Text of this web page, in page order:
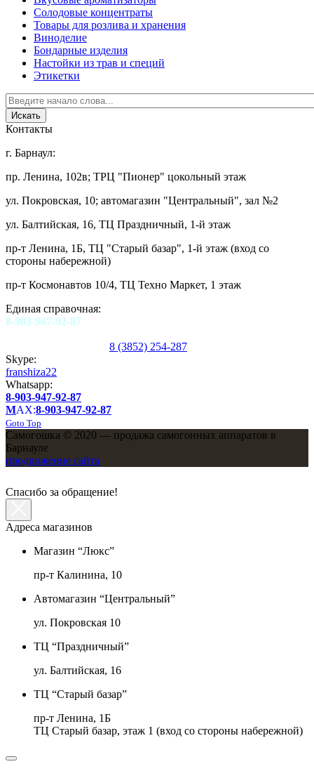
Солодовые концентраты
Товары для розлива и хранения
Виноделие
Бондарные изделия
Настойки из трав и специй
Этикетки
Контакты
г. Барнаул:
пр. Ленина, 102в; ТРЦ "Пионер" цокольный этаж
ул. Покровская, 10; автомагазин "Центральный", зал №2
ул. Балтийская, 16, ТЦ Праздничный, 1-й этаж
пр-т Ленина, 1Б, ТЦ "Старый базар", 1-й этаж (вход со
стороны набережной)
пр-т Космонавтов 10/4, ТЦ Техно Маркет, 1 этаж
Единая справочная:
8-903-947-92-87
8 (3852) 254-287
Skype:
franshiza22
Whatsapp:
8-903-947-92-87
MAX:8-903-947-92-87
Goto Top
Самогошка © 2020 — продажа самогонных аппаратов в
Барнауле
продвижение сайта
Спасибо за обращение!
Адреса магазинов
Магазин “Люкс”
пр-т Калинина, 10
Автомагазин “Центральный”
ул. Покровская 10
ТЦ “Праздничный”
ул. Балтийская, 16
ТЦ “Старый базар”
пр-т Ленина, 1Б
ТЦ Старый базар, этаж 1 (вход со стороны набережной)